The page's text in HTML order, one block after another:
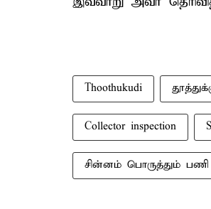
Thoothukudi
Collector inspection
சின்னம் பொருத்தும் பணி